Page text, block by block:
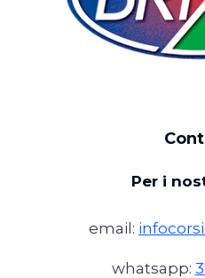
Per i
email:
whatsapp: